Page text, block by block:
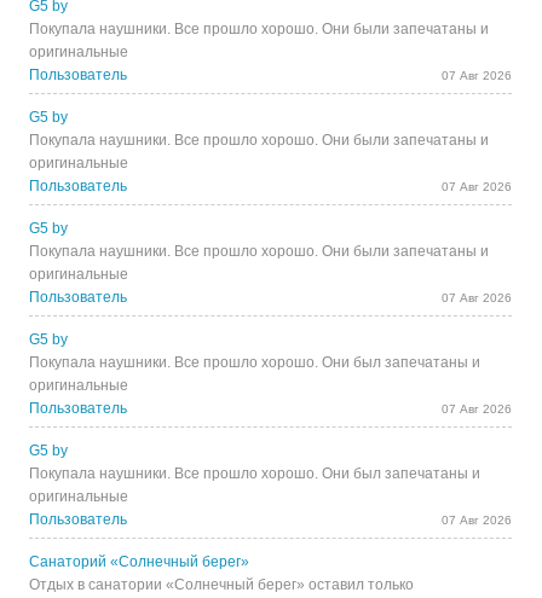
G5 by
Покупала наушники. Все прошло хорошо. Они были запечатаны и
оригинальные
Пользователь
07 Авг 2026
G5 by
Покупала наушники. Все прошло хорошо. Они были запечатаны и
оригинальные
Пользователь
07 Авг 2026
G5 by
Покупала наушники. Все прошло хорошо. Они были запечатаны и
оригинальные
Пользователь
07 Авг 2026
G5 by
Покупала наушники. Все прошло хорошо. Они был запечатаны и
оригинальные
Пользователь
07 Авг 2026
G5 by
Покупала наушники. Все прошло хорошо. Они был запечатаны и
оригинальные
Пользователь
07 Авг 2026
Санаторий «Солнечный берег»
Отдых в санатории «Солнечный берег» оставил только